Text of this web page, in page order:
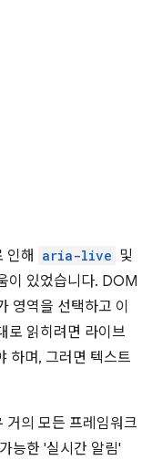
인해 aria-live 및
이 있었습니다. DOM
영역을 선택하고 이
로 읽히려면 라이브
하며, 그러면 텍스트
의 모든 프레임워크
능한 '실시간 알림'